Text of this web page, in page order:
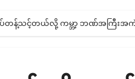
ရပ်တန့်သင့်တယ်လို့ ကမ္ဘာ့ ဘဏ်အကြီးအကဲ